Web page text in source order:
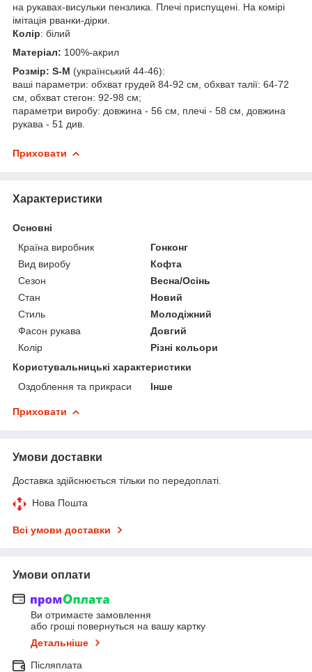
на рукавах-висульки пензлика. Плечі приспущені. На комірі
імітація рванки-дірки.
Колір: білий
Матеріал: 100%-акрил
Розмір: S-M (український 44-46):
ваші параметри: обхват грудей 84-92 см, обхват талії: 64-72
см, обхват стегон: 92-98 см;
параметри виробу: довжина - 56 см, плечі - 58 см, довжина
рукава - 51 див.
Приховати
Характеристики
Основні
Країна виробник
Гонконг
Вид виробу
Кофта
Сезон
Весна/Осінь
Стан
Новий
Стиль
Молодіжний
Фасон рукава
Довгий
Колір
Різні кольори
Користувальницькі характеристики
Оздоблення та прикраси
Інше
Приховати
Умови доставки
Доставка здійснюється тільки по передоплаті.
Нова Пошта
Всі умови доставки
Умови оплати
Ви отримаєте замовлення
або гроші повернуться на вашу картку
Детальніше
Післяплата